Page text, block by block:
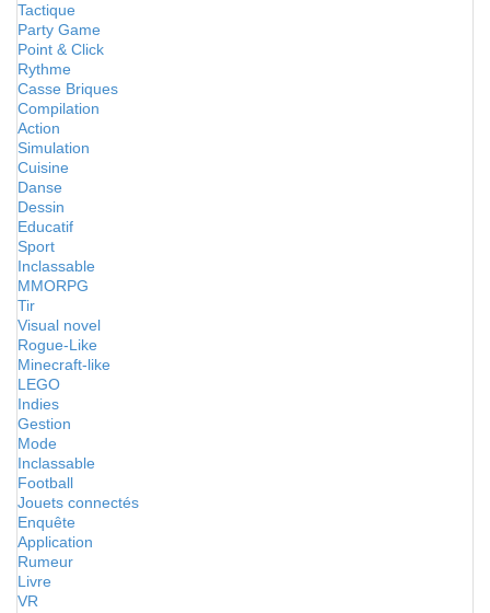
Tactique
Party Game
Point & Click
Rythme
Casse Briques
Compilation
Action
Simulation
Cuisine
Danse
Dessin
Educatif
Sport
Inclassable
MMORPG
Tir
Visual novel
Rogue-Like
Minecraft-like
LEGO
Indies
Gestion
Mode
Inclassable
Football
Jouets connectés
Enquête
Application
Rumeur
Livre
VR